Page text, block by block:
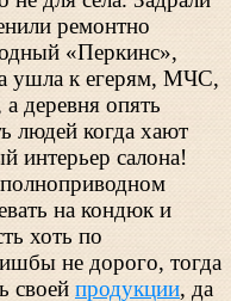
ремонтно
«Перкинс»,
ушла к егерям, МЧС,
деревня опять
людей когда хают
интерьер салона!
на кондюк и
хоть по
не дорого, тогда
своей продукции, да